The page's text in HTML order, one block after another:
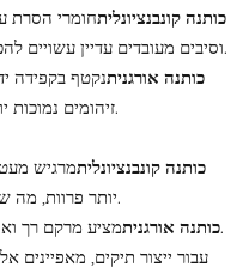
כותנה קונבנציונליתחומרי הסרת
וסיבים מעובדים עדיין עשויים להכיל שאריות עלים או עקבות כימיים.
כותנה אורגניתנקטף בקפידה
זיהומים נמוכות יותר ותחושת בד נקייה וטהורה יותר.
כותנה קונבנציונליתמרגיש
יותר פרוות, מה שמצריך עיבוד נוסף להסרת זיהומים.
כותנה אורגניתמציע מרקם רך ואוורירי יותר עם תחושה טבעית יותר.
עבור ייצור תיקים, מאפיינים